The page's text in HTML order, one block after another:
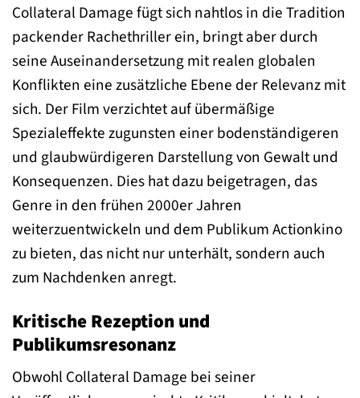
Collateral Damage fügt sich nahtlos in die Tradition
packender Rachethriller ein, bringt aber durch
seine Auseinandersetzung mit realen globalen
Konflikten eine zusätzliche Ebene der Relevanz mit
sich. Der Film verzichtet auf übermäßige
Spezialeffekte zugunsten einer bodenständigeren
und glaubwürdigeren Darstellung von Gewalt und
Konsequenzen. Dies hat dazu beigetragen, das
Genre in den frühen 2000er Jahren
weiterzuentwickeln und dem Publikum Actionkino
zu bieten, das nicht nur unterhält, sondern auch
zum Nachdenken anregt.
Kritische Rezeption und
Publikumsresonanz
Obwohl Collateral Damage bei seiner